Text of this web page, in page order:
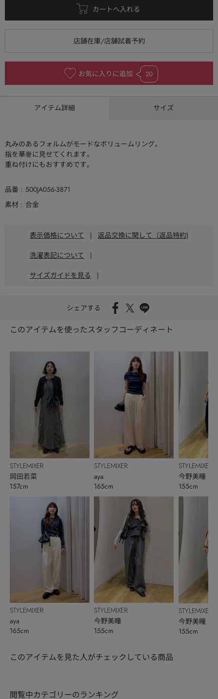
お気に入りに追加 20
アイテム詳細 サイズ
丸みのあるフォルムがモードなボリュームリング。
指を華奢に見せてくれます。
重ね付けにもおすすめです。
品番
500JA056-3871
素材
合金
表示価格について | 返品交換に関して（返品特約)
洗濯表記について |
サイズガイドを見る |
シェアする
このアイテムを使ったスタッフコーディネート
STYLEMIXER
岡田若菜
157cm
STYLEMIXER
aya
165cm
STYLEMIXER
aya
165cm
STYLEMIXER
今野美瞳
155cm
STYLEMIXER
今野美瞳
155cm
STYLEMIXER
今野美瞳
155cm
このアイテムを見た人がチェックしている商品
閲覧中カテゴリーのランキング